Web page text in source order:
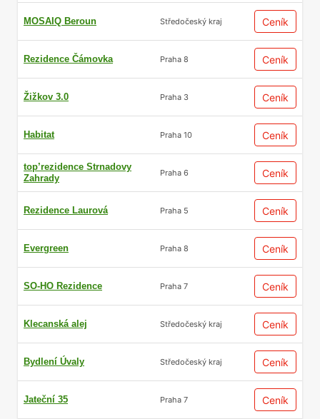
MOSAIQ Beroun Středočeský kraj Ceník
Rezidence Čámovka Praha 8 Ceník
Žižkov 3.0 Praha 3 Ceník
Habitat Praha 10 Ceník
top’rezidence Strnadovy
Zahrady
Praha 6 Ceník
Rezidence Laurová Praha 5 Ceník
Evergreen Praha 8 Ceník
SO-HO Rezidence Praha 7 Ceník
Klecanská alej Středočeský kraj Ceník
Bydlení Úvaly Středočeský kraj Ceník
Jateční 35 Praha 7 Ceník